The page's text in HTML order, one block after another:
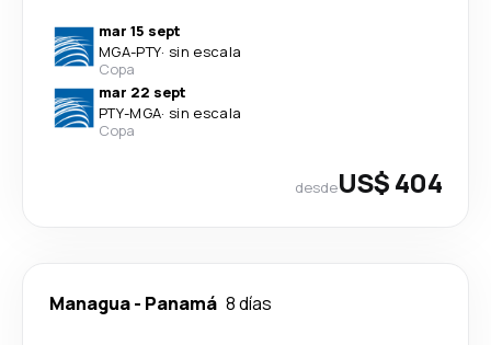
mar 15 sept
MGA-PTY· sin escala
Copa
mar 22 sept
PTY-MGA· sin escala
Copa
desdeUS$ 404
Managua- Panamá 8 días